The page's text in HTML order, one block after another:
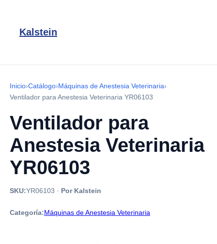
Kalstein
Inicio›Catálogo›Máquinas de Anestesia Veterinaria›
Ventilador para Anestesia Veterinaria YR06103
Ventilador para
Anestesia Veterinaria
YR06103
SKU:YR06103 · Por Kalstein
Categoría:Máquinas de Anestesia Veterinaria